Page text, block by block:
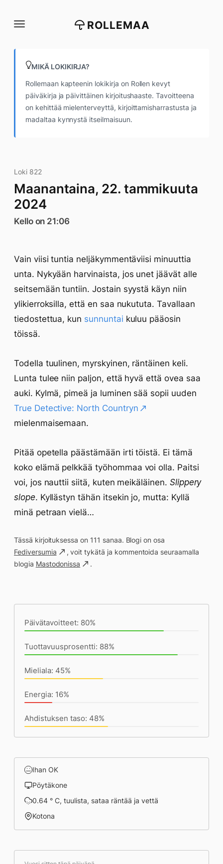
suoraan
ROLLEMAA
MIKÄ LOKIKIRJA?
Rollemaan kapteenin lokikirja on Rollen kevyt
päiväkirja ja päivittäinen kirjoitushaaste. Tavoitteena
on kehittää mielenterveyttä, kirjoittamisharrastusta ja
madaltaa kynnystä itseilmaisuun.
Loki 822
Maanantaina, 22. tammikuuta
2024
Kello on 21:06
Vain viisi tuntia neljäkymmentäviisi minuuttia
unta. Nykyään harvinaista, jos unet jäävät alle
seitsemään tuntiin. Jostain syystä käyn niin
ylikierroksilla, että en saa nukututa. Tavallaan
tiedostettua, kun sunnuntai kuluu pääosin
töissä.
Todella tuulinen, myrskyinen, räntäinen keli.
Lunta tulee niin paljon, että hyvä että ovea saa
auki. Kylmä, pimeä ja luminen sää sopii uuden
True Detective: North Countryn
mielenmaisemaan.
Pitää opetella päästämään irti töistä. Ei tämä
koko elämä pelkkää työhommaa voi olla. Paitsi
voi, jos nauttii siitä, kuten meikäläinen. Slippery
slope. Kyllästyn tähän itsekin jo, mutta: Kyllä
minä petraan vielä…
Tässä kirjoituksessa on 111 sanaa. Blogi on osa
Fediversumia
, voit tykätä ja kommentoida seuraamalla
blogia Mastodonissa .
Päivätavoitteet: 80%
Tuottavuusprosentti: 88%
Mieliala: 45%
Energia: 16%
Ahdistuksen taso: 48%
Ihan OK
Pöytäkone
0.64 ° C, tuulista, sataa räntää ja vettä
Kotona